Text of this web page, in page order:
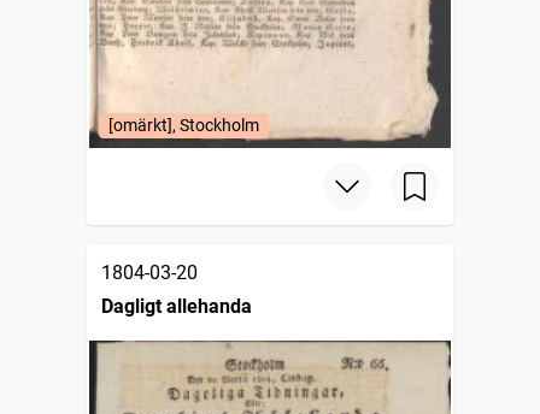
[omärkt], Stockholm
1804-03-20
Dagligt allehanda